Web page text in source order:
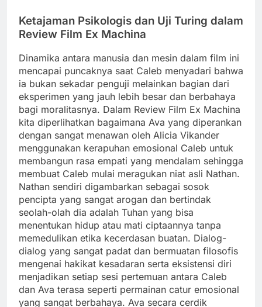
Ketajaman Psikologis dan Uji Turing dalam
Review Film Ex Machina
Dinamika antara manusia dan mesin dalam film ini
mencapai puncaknya saat Caleb menyadari bahwa
ia bukan sekadar penguji melainkan bagian dari
eksperimen yang jauh lebih besar dan berbahaya
bagi moralitasnya. Dalam Review Film Ex Machina
kita diperlihatkan bagaimana Ava yang diperankan
dengan sangat menawan oleh Alicia Vikander
menggunakan kerapuhan emosional Caleb untuk
membangun rasa empati yang mendalam sehingga
membuat Caleb mulai meragukan niat asli Nathan.
Nathan sendiri digambarkan sebagai sosok
pencipta yang sangat arogan dan bertindak
seolah-olah dia adalah Tuhan yang bisa
menentukan hidup atau mati ciptaannya tanpa
memedulikan etika kecerdasan buatan. Dialog-
dialog yang sangat padat dan bermuatan filosofis
mengenai hakikat kesadaran serta eksistensi diri
menjadikan setiap sesi pertemuan antara Caleb
dan Ava terasa seperti permainan catur emosional
yang sangat berbahaya. Ava secara cerdik